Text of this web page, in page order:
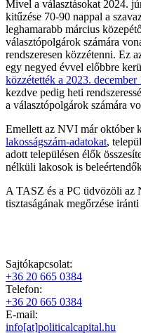
Mivel a választásokat 2024.
kitűzése 70-90 nappal a
leghamarabb március
választópolgárok számára
rendszeresen közzétenni. Ez
egy negyed évvel előbbre
közzétették a 2023. december
kezdve pedig heti
a választópolgárok számára
Emellett az NVI már október
lakosságszám-adatokat,
adott településen élők
nélküli lakosok is
A TASZ és a PC üdvözöli az
tisztaságának megőrzése
Sajtókapcsolat:
+36 20 665 0384
Telefon:
+36 20 665 0384
E-mail:
info[at]politicalcapital.hu